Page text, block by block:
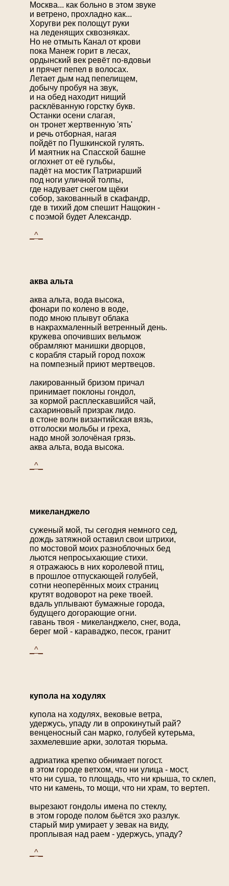
Москва... как больно в этом звуке
и ветрено, прохладно как...
Хоругви рек полощут руки
на леденящих сквозняках.
Но не отмыть Канал от крови
пока Манеж горит в лесах,
ордынский век ревёт по-вдовьи
и прячет пепел в волосах.
Летает дым над пепелищем,
добычу пробуя на звук,
и на обед находит нищий
расклёванную горстку букв.
Останки осени слагая,
он тронет жертвенную 'ять'
и речь отборная, нагая
пойдёт по Пушкинской гулять.
И маятник на Спасской башне
оглохнет от её гульбы,
падёт на мостик Патриарший
под ноги уличной толпы,
где надувает снегом щёки
собор, закованный в скафандр,
где в тихий дом спешит Нащокин -
с поэмой будет Александр.
_^_
аква альта
аква альта, вода высока,
фонари по колено в воде,
подо мною плывут облака
в накрахмаленный ветренный день.
кружева опочивших вельмож
обрамляют манишки дворцов,
с корабля старый город похож
на помпезный приют мертвецов.
лакированный бризом причал
принимает поклоны гондол,
за кормой расплескавшийся чай,
сахариновый призрак лидо.
в стоне волн византийская вязь,
отголоски мольбы и греха,
надо мной золочёная грязь.
аква альта, вода высока.
_^_
микеланджело
суженый мой, ты сегодня немного сед,
дождь затяжной оставил свои штрихи,
по мостовой моих разноблочных бед
льются непросыхающие стихи.
я отражаюсь в них королевой птиц,
в прошлое отпускающей голубей,
сотни неоперённых моих страниц
крутят водоворот на реке твоей.
вдаль уплывают бумажные города,
будущего догорающие огни.
гавань твоя - микеланджело, снег, вода,
берег мой - караваджо, песок, гранит
_^_
купола на ходулях
купола на ходулях, вековые ветра,
удержусь, упаду ли в опрокинутый рай?
венценосный сан марко, голубей кутерьма,
захмелевшие арки, золотая тюрьма.
адриатика крепко обнимает погост.
в этом городе ветхом, что ни улица - мост,
что ни суша, то площадь, что ни крыша, то склеп,
что ни камень, то мощи, что ни храм, то вертеп.
вырезают гондолы имена по стеклу,
в этом городе полом бьётся эхо разлук.
старый мир умирает у зевак на виду,
проплывая над раем - удержусь, упаду?
_^_